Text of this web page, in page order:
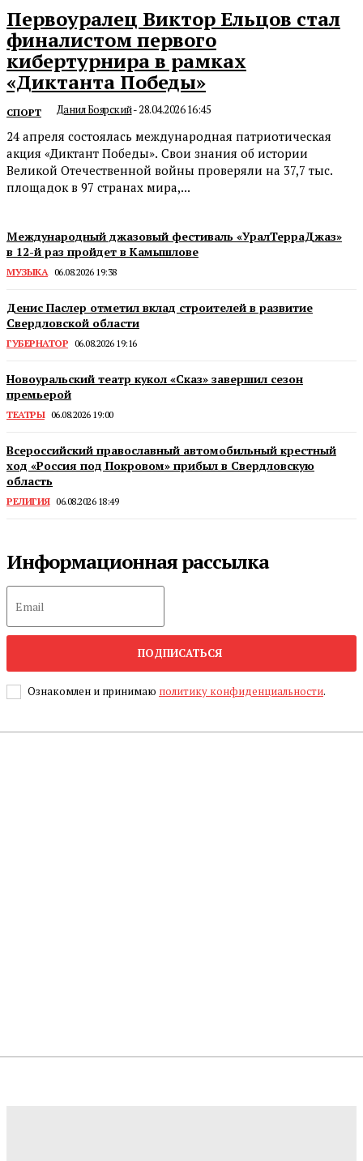
Первоуралец Виктор Ельцов стал
финалистом первого
кибертурнира в рамках
«Диктанта Победы»
СПОРТ Данил Боярский-28.04.2026 16:45
24 апреля состоялась международная патриотическая
акция «Диктант Победы». Свои знания об истории
Великой Отечественной войны проверяли на 37,7 тыс.
площадок в 97 странах мира,...
Международный джазовый фестиваль «УралТерраДжаз»
в 12-й раз пройдет в Камышлове
МУЗЫКА 06.08.2026 19:38
Денис Паслер отметил вклад строителей в развитие
Свердловской области
ГУБЕРНАТОР 06.08.2026 19:16
Новоуральский театр кукол «Сказ» завершил сезон
премьерой
ТЕАТРЫ 06.08.2026 19:00
Всероссийский православный автомобильный крестный
ход «Россия под Покровом» прибыл в Свердловскую
область
РЕЛИГИЯ 06.08.2026 18:49
Информационная рассылка
ПОДПИСАТЬСЯ
Ознакомлен и принимаю политику конфиденциальности.